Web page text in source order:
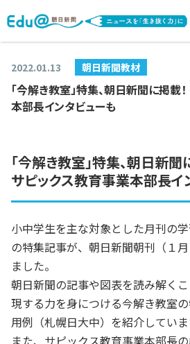
2022.01.13 朝日新聞教材
「今解き教室」特集、朝日新聞に掲
本部長インタビューも
「今解き教室」特集、朝日新聞
サピックス教育事業本部長イ
小中学生を主な対象とした月刊の学
の特集記事が、朝日新聞朝刊（１
ました。
朝日新聞の記事や図表を読み解く
現する力を身につける今解き教室
用例（札幌日大中）を紹介していま
また、サピックス教育事業本部長